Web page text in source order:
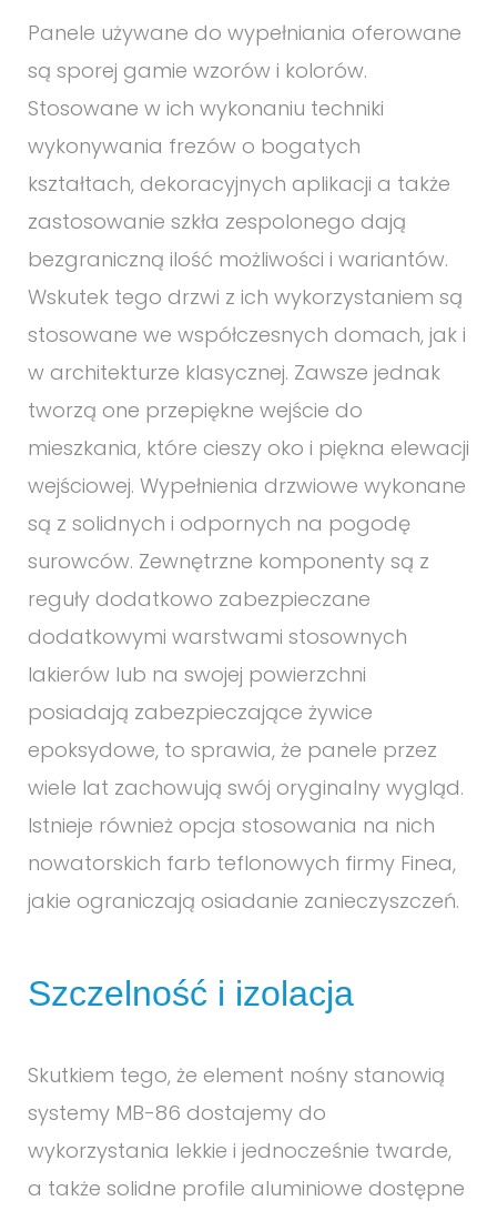
Panele używane do wypełniania oferowane
są sporej gamie wzorów i kolorów.
Stosowane w ich wykonaniu techniki
wykonywania frezów o bogatych
kształtach, dekoracyjnych aplikacji a także
zastosowanie szkła zespolonego dają
bezgraniczną ilość możliwości i wariantów.
Wskutek tego drzwi z ich wykorzystaniem są
stosowane we współczesnych domach, jak i
w architekturze klasycznej. Zawsze jednak
tworzą one przepiękne wejście do
mieszkania, które cieszy oko i piękna elewacji
wejściowej. Wypełnienia drzwiowe wykonane
są z solidnych i odpornych na pogodę
surowców. Zewnętrzne komponenty są z
reguły dodatkowo zabezpieczane
dodatkowymi warstwami stosownych
lakierów lub na swojej powierzchni
posiadają zabezpieczające żywice
epoksydowe, to sprawia, że panele przez
wiele lat zachowują swój oryginalny wygląd.
Istnieje również opcja stosowania na nich
nowatorskich farb teflonowych firmy Finea,
jakie ograniczają osiadanie zanieczyszczeń.
Szczelność i izolacja
Skutkiem tego, że element nośny stanowią
systemy MB-86 dostajemy do
wykorzystania lekkie i jednocześnie twarde,
a także solidne profile aluminiowe dostępne